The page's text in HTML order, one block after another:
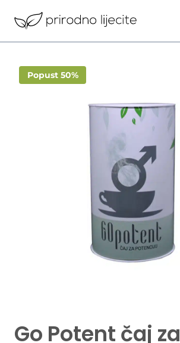
Popust 50%
Go Potent čaj za